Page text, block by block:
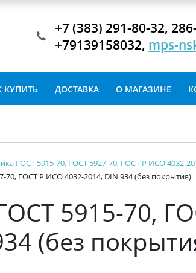
+7 (383) 291-80-32,
+79139158032, mps-
КУПИТЬ ДОСТАВКА О МАГАЗИНЕ
ГОСТ 5915-70, ГОСТ 5927-70, ГОСТ Р ИСО 4032-
70, ГОСТ Р ИСО 4032-2014, DIN 934 (без покрытия)
5915-70,
(без